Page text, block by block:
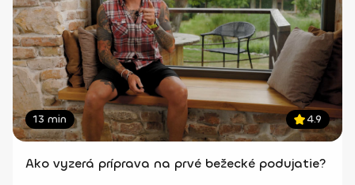
13 min 4.9
Ako vyzerá príprava na prvé bežecké podujatie?